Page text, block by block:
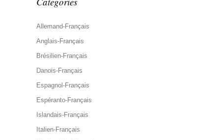
Allemand-Français
Anglais-Français
Brésilien-Français
Danois-Français
Espagnol-Français
Espéranto-Français
Islandais-Français
Italien-Français